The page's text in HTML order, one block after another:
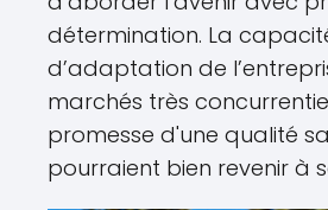
détermination. La
d’adaptation de
marchés très
promesse d'une qualité
pourraient bien revenir à